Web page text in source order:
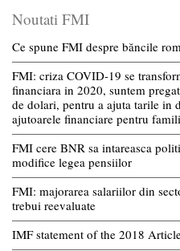
Noutati FMI
Ce spune FMI despre băncile
FMI: criza COVID-19 se
financiara in 2020, suntem
de dolari, pentru a ajuta tarile in
ajutoarele financiare pentru
FMI cere BNR sa intareasca
modifice legea pensiilor
FMI: majorarea salariilor din
trebui reevaluate
IMF statement of the 2018